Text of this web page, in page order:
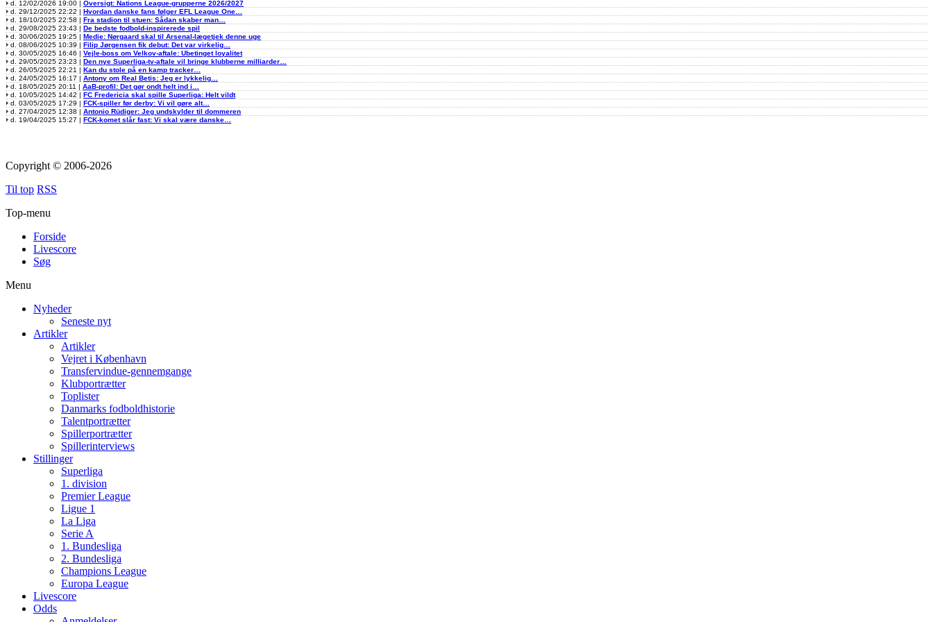
d. 12/02/2026 19:00 | Oversigt: Nations League-grupperne 2026/2027
d. 29/12/2025 22:22 | Hvordan danske fans følger EFL League One…
d. 18/10/2025 22:58 | Fra stadion til stuen: Sådan skaber man…
d. 29/08/2025 23:43 | De bedste fodbold-inspirerede spil
d. 30/06/2025 19:25 | Medie: Nørgaard skal til Arsenal-lægetjek denne uge
d. 08/06/2025 10:39 | Filip Jørgensen fik debut: Det var virkelig…
d. 30/05/2025 16:46 | Vejle-boss om Velkov-aftale: Ubetinget loyalitet
d. 29/05/2025 23:23 | Den nye Superliga-tv-aftale vil bringe klubberne milliarder…
d. 26/05/2025 22:21 | Kan du stole på en kamp tracker…
d. 24/05/2025 16:17 | Antony om Real Betis: Jeg er lykkelig…
d. 18/05/2025 20:11 | AaB-profil: Det gør ondt helt ind i…
d. 10/05/2025 14:42 | FC Fredericia skal spille Superliga: Helt vildt
d. 03/05/2025 17:29 | FCK-spiller før derby: Vi vil gøre alt…
d. 27/04/2025 12:38 | Antonio Rüdiger: Jeg undskylder til dommeren
d. 19/04/2025 15:27 | FCK-komet slår fast: Vi skal være danske…
Copyright © 2006-2026
Til top RSS
Top-menu
Forside
Livescore
Søg
Menu
Nyheder
Seneste nyt
Artikler
Artikler
Vejret i København
Transfervindue-gennemgange
Klubportrætter
Toplister
Danmarks fodboldhistorie
Talentportrætter
Spillerportrætter
Spillerinterviews
Stillinger
Superliga
1. division
Premier League
Ligue 1
La Liga
Serie A
1. Bundesliga
2. Bundesliga
Champions League
Europa League
Livescore
Odds